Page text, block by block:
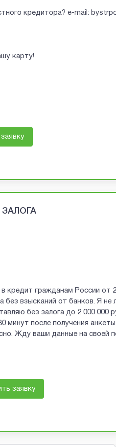
кредитора? e-mail:
карту!
кредит гражданам России от
без взысканий от банков. Я
без залога до 2 000 000
минут после получения
Жду ваши данные на своей
заявку